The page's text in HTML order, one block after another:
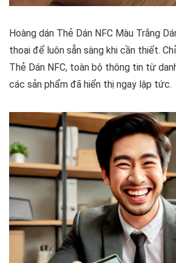
Hoàng dán Thẻ Dán NFC Màu Trắng
thoại để luôn sẵn sàng khi cần thiết.
Thẻ Dán NFC, toàn bộ thông tin từ
các sản phẩm đã hiển thị ngay lập tức.